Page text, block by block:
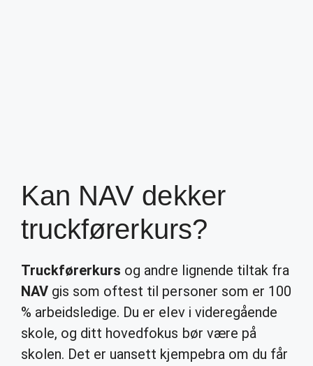
Kan NAV dekker
truckførerkurs?
Truckførerkurs og andre lignende tiltak fra
NAV gis som oftest til personer som er 100
% arbeidsledige. Du er elev i videregående
skole, og ditt hovedfokus bør være på
skolen. Det er uansett kjempebra om du får